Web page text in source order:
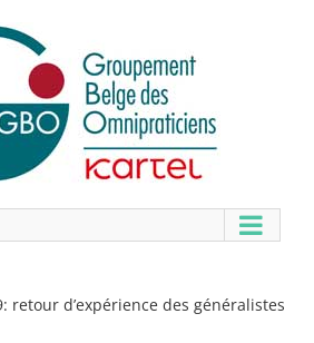
retour d’expérience des généralistes